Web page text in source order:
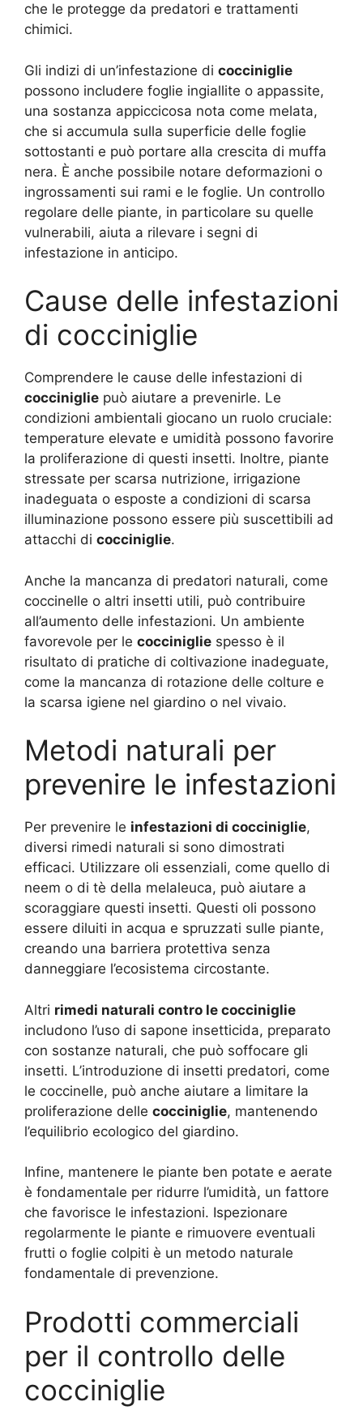
che le protegge da predatori e trattamenti
chimici.
Gli indizi di un’infestazione di cocciniglie
possono includere foglie ingiallite o appassite,
una sostanza appiccicosa nota come melata,
che si accumula sulla superficie delle foglie
sottostanti e può portare alla crescita di muffa
nera. È anche possibile notare deformazioni o
ingrossamenti sui rami e le foglie. Un controllo
regolare delle piante, in particolare su quelle
vulnerabili, aiuta a rilevare i segni di
infestazione in anticipo.
Cause delle infestazioni
di cocciniglie
Comprendere le cause delle infestazioni di
cocciniglie può aiutare a prevenirle. Le
condizioni ambientali giocano un ruolo cruciale:
temperature elevate e umidità possono favorire
la proliferazione di questi insetti. Inoltre, piante
stressate per scarsa nutrizione, irrigazione
inadeguata o esposte a condizioni di scarsa
illuminazione possono essere più suscettibili ad
attacchi di cocciniglie.
Anche la mancanza di predatori naturali, come
coccinelle o altri insetti utili, può contribuire
all’aumento delle infestazioni. Un ambiente
favorevole per le cocciniglie spesso è il
risultato di pratiche di coltivazione inadeguate,
come la mancanza di rotazione delle colture e
la scarsa igiene nel giardino o nel vivaio.
Metodi naturali per
prevenire le infestazioni
Per prevenire le infestazioni di cocciniglie,
diversi rimedi naturali si sono dimostrati
efficaci. Utilizzare oli essenziali, come quello di
neem o di tè della melaleuca, può aiutare a
scoraggiare questi insetti. Questi oli possono
essere diluiti in acqua e spruzzati sulle piante,
creando una barriera protettiva senza
danneggiare l’ecosistema circostante.
Altri rimedi naturali contro le cocciniglie
includono l’uso di sapone insetticida, preparato
con sostanze naturali, che può soffocare gli
insetti. L’introduzione di insetti predatori, come
le coccinelle, può anche aiutare a limitare la
proliferazione delle cocciniglie, mantenendo
l’equilibrio ecologico del giardino.
Infine, mantenere le piante ben potate e aerate
è fondamentale per ridurre l’umidità, un fattore
che favorisce le infestazioni. Ispezionare
regolarmente le piante e rimuovere eventuali
frutti o foglie colpiti è un metodo naturale
fondamentale di prevenzione.
Prodotti commerciali
per il controllo delle
cocciniglie